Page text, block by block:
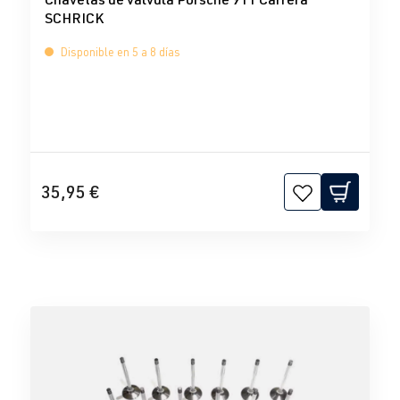
SCHRICK
Disponible en 5 a 8 días
35,95 €